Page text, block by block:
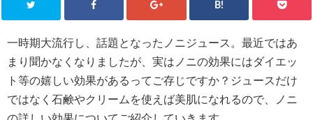
B!
一時期大流行し、話題となったノニジュース。最近ではあ
まり聞かなくなりましたが、実はノニの効果にはダイエッ
ト等の嬉しい効果があるってご存じですか？ジュースだけ
ではなく石鹸やクリームを使えば美肌になれるので、ノニ